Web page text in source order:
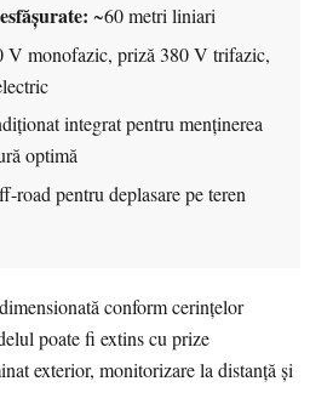
~60 metri liniari
V monofazic, priză 380 V trifazic,
integrat pentru menținerea
optimă
road pentru deplasare pe teren
conform cerințelor
poate fi extins cu prize
exterior, monitorizare la distanță și